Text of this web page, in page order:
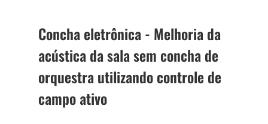
Concha eletrônica - Melhoria da
acústica da sala sem concha de
orquestra utilizando controle de
campo ativo